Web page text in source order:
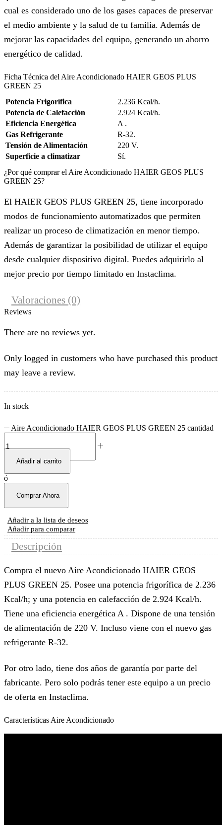
cual es considerado uno de los gases capaces de preservar
el medio ambiente y la salud de tu familia. Además de
mejorar las capacidades del equipo, generando un ahorro
energético de calidad.
Ficha Técnica del Aire Acondicionado HAIER GEOS PLUS
GREEN 25
Potencia Frigorífica
2.236 Kcal/h.
Potencia de Calefacción
2.924 Kcal/h.
Eficiencia Energética
A .
Gas Refrigerante
R-32.
Tensión de Alimentación
220 V.
Superficie a climatizar
Sí.
¿Por qué comprar el Aire Acondicionado HAIER GEOS PLUS
GREEN 25?
El HAIER GEOS PLUS GREEN 25, tiene incorporado
modos de funcionamiento automatizados que permiten
realizar un proceso de climatización en menor tiempo.
Además de garantizar la posibilidad de utilizar el equipo
desde cualquier dispositivo digital. Puedes adquirirlo al
mejor precio por tiempo limitado en Instaclima.
Valoraciones (0)
Reviews
There are no reviews yet.
Only logged in customers who have purchased this product
may leave a review.
In stock
Aire Acondicionado HAIER GEOS PLUS GREEN 25 cantidad
Añadir al carrito
ó
Comprar Ahora
Añadir a la lista de deseos
Añadir para comparar
Descripción
Compra el nuevo Aire Acondicionado HAIER GEOS
PLUS GREEN 25. Posee una potencia frigorífica de 2.236
Kcal/h; y una potencia en calefacción de 2.924 Kcal/h.
Tiene una eficiencia energética A . Dispone de una tensión
de alimentación de 220 V. Incluso viene con el nuevo gas
refrigerante R-32.
Por otro lado, tiene dos años de garantía por parte del
fabricante. Pero solo podrás tener este equipo a un precio
de oferta en Instaclima.
Características Aire Acondicionado